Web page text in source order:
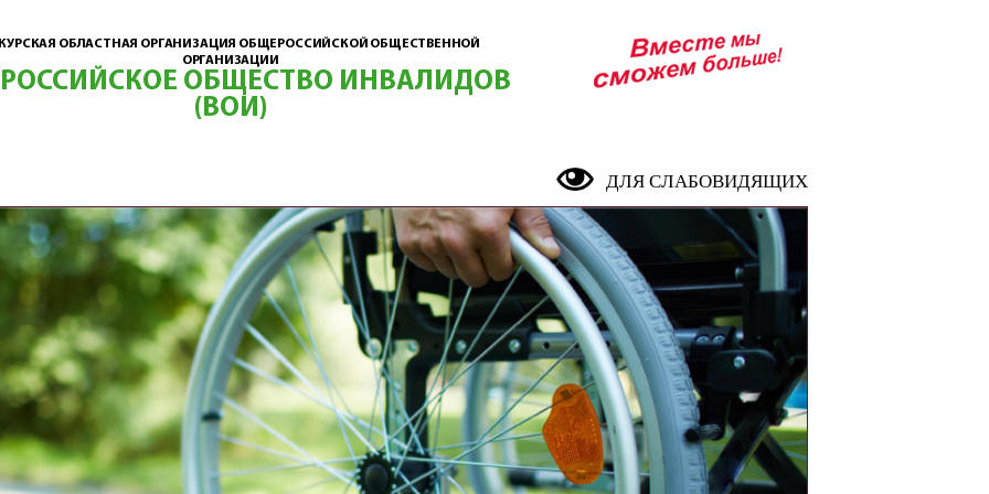
ОБЛАСТНАЯ ОРГАНИЗАЦИЯ ОБЩЕРОССИЙСКОЙ ОБЩЕСТВЕННОЙ
ОРГАНИЗАЦИИ
ОБЩЕСТВО ИНВАЛИДОВ
(ВОИ)
ДЛЯ СЛАБОВИДЯЩИХ